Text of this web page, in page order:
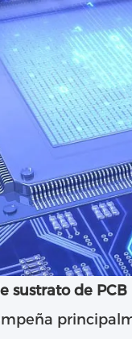
sustrato de PCB